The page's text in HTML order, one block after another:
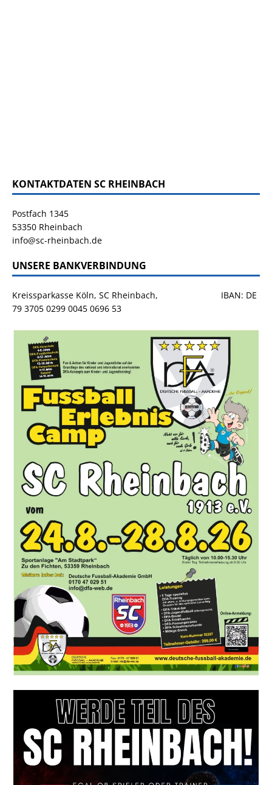
KONTAKTDATEN SC RHEINBACH
Postfach 1345
53350 Rheinbach
info@sc-rheinbach.de
UNSERE BANKVERBINDUNG
Kreissparkasse Köln, SC Rheinbach, IBAN: DE
79 3705 0299 0045 0696 53